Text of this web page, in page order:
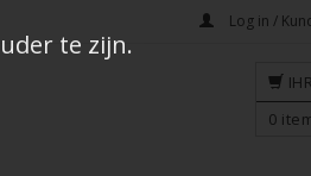
Log in /
0
te zijn.